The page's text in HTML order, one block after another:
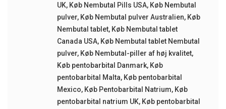
UK, Køb Nembutal Pills USA, Køb Nembutal
pulver, Køb Nembutal pulver Australien, Køb
Nembutal tablet, Køb Nembutal tablet
Canada USA, Køb Nembutal tablet Nembutal
pulver, Køb Nembutal-piller af høj kvalitet,
Køb pentobarbital Danmark, Køb
pentobarbital Malta, Køb pentobarbital
Mexico, Køb Pentobarbital Natrium, Køb
pentobarbital natrium UK, Køb pentobarbital